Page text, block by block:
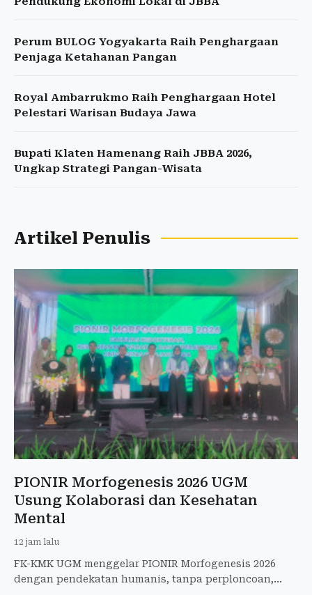
Perum BULOG Yogyakarta Raih Penghargaan
Penjaga Ketahanan Pangan
Royal Ambarrukmo Raih Penghargaan Hotel
Pelestari Warisan Budaya Jawa
Bupati Klaten Hamenang Raih JBBA 2026,
Ungkap Strategi Pangan-Wisata
Artikel Penulis
PIONIR Morfogenesis 2026 UGM
Usung Kolaborasi dan Kesehatan
Mental
12 jam lalu
FK-KMK UGM menggelar PIONIR Morfogenesis 2026
dengan pendekatan humanis, tanpa perploncoan,